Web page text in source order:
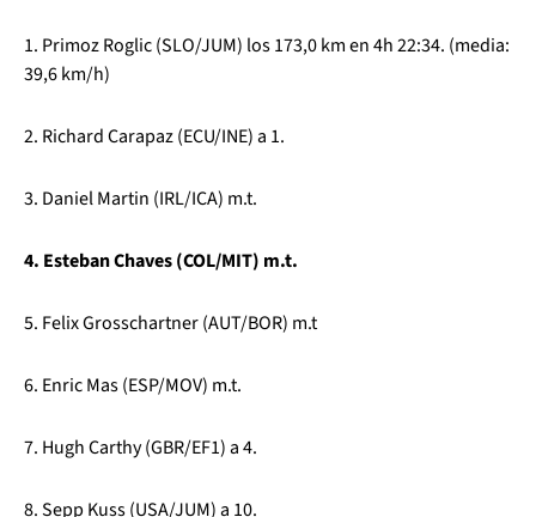
1. Primoz Roglic (SLO/JUM) los 173,0 km en 4h 22:34. (media:
39,6 km/h)
2. Richard Carapaz (ECU/INE) a 1.
3. Daniel Martin (IRL/ICA) m.t.
4. Esteban Chaves (COL/MIT) m.t.
5. Felix Grosschartner (AUT/BOR) m.t
6. Enric Mas (ESP/MOV) m.t.
7. Hugh Carthy (GBR/EF1) a 4.
8. Sepp Kuss (USA/JUM) a 10.